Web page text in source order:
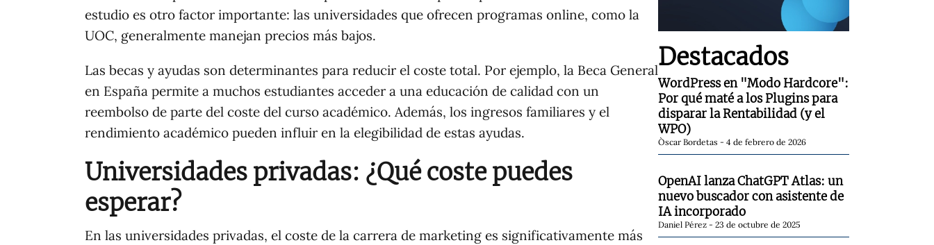
estudio es otro factor importante: las universidades que ofrecen programas online, como la
UOC, generalmente manejan precios más bajos.
Las becas y ayudas son determinantes para reducir el coste total. Por ejemplo, la Beca General
en España permite a muchos estudiantes acceder a una educación de calidad con un
reembolso de parte del coste del curso académico. Además, los ingresos familiares y el
rendimiento académico pueden influir en la elegibilidad de estas ayudas.
Universidades privadas: ¿Qué coste puedes
esperar?
En las universidades privadas, el coste de la carrera de marketing es significativamente más
Destacados
WordPress en "Modo Hardcore":
Por qué maté a los Plugins para
disparar la Rentabilidad (y el
WPO)
Òscar Bordetas 4 de febrero de 2026
OpenAI lanza ChatGPT Atlas: un
nuevo buscador con asistente de
IA incorporado
Daniel Pérez 23 de octubre de 2025